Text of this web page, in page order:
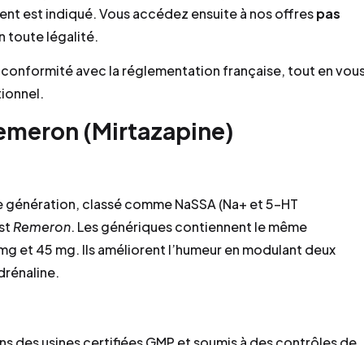
est indiqué. Vous accédez ensuite à nos offrespas
toute légalité.
avec la réglementation française, tout en
(Mirtazapine)
classé comme NaSSA (Na+ et 5-HT
Remeron. Les génériques contiennent le même
et 45 mg. Ils améliorent l’humeur en modulant deux